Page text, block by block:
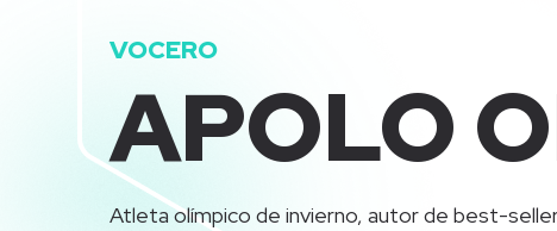
VOCERO
APOLO
Atleta olímpico de invierno, autor de best-